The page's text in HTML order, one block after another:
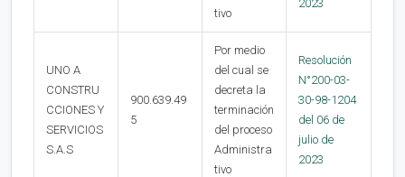
tivo
2023
UNO A
CONSTRU
CCIONES Y
SERVICIOS
S.A.S
900.639.49
5
Por medio
del cual se
decreta la
terminación
del proceso
Administra
tivo
Resolución
N°200-03-
30-98-1204
del 06 de
julio de
2023